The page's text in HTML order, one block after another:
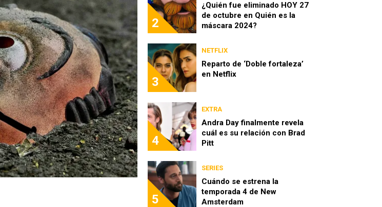
2
¿Quién fue eliminado HOY 27
de octubre en Quién es la
máscara 2024?
3
NETFLIX
Reparto de ‘Doble fortaleza’
en Netflix
4
EXTRA
Andra Day finalmente revela
cuál es su relación con Brad
Pitt
5
SERIES
Cuándo se estrena la
temporada 4 de New
Amsterdam